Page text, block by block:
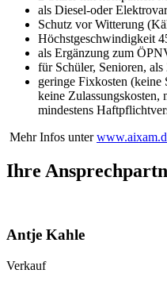
als Diesel-oder
Schutz vor Witterung
Höchstgeschwindigkeit
als Ergänzung zum
für Schüler, Senioren,
geringe Fixkosten (keine
keine Zulassungskosten,
mindestens
Mehr Infos unter
Ihre
Antje Kahle
Verkauf